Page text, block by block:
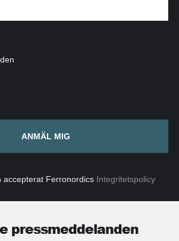
ANMÄL MIG
accepterat Ferronordics Integritetspolicy
pressmeddelanden